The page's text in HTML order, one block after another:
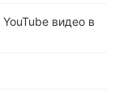
видео в